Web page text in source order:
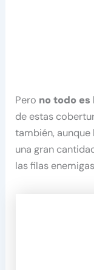
Pero no todo
de estas
también,
una gran
las filas